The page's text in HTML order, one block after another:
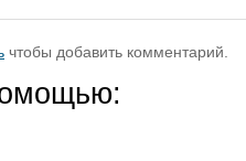
чтобы добавить комментарий.